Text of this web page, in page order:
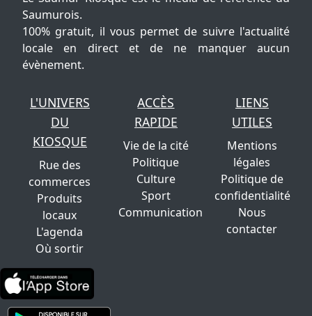
Saumurois.
100% gratuit, il vous permet de suivre l'actualité
locale en direct et de ne manquer aucun
évènement.
L'UNIVERS
DU
KIOSQUE
Rue des
commerces
Produits
locaux
L'agenda
Où sortir
ACCÈS
RAPIDE
Vie de la cité
Politique
Culture
Sport
Communication
LIENS
UTILES
Mentions
légales
Politique de
confidentialité
Nous
contacter